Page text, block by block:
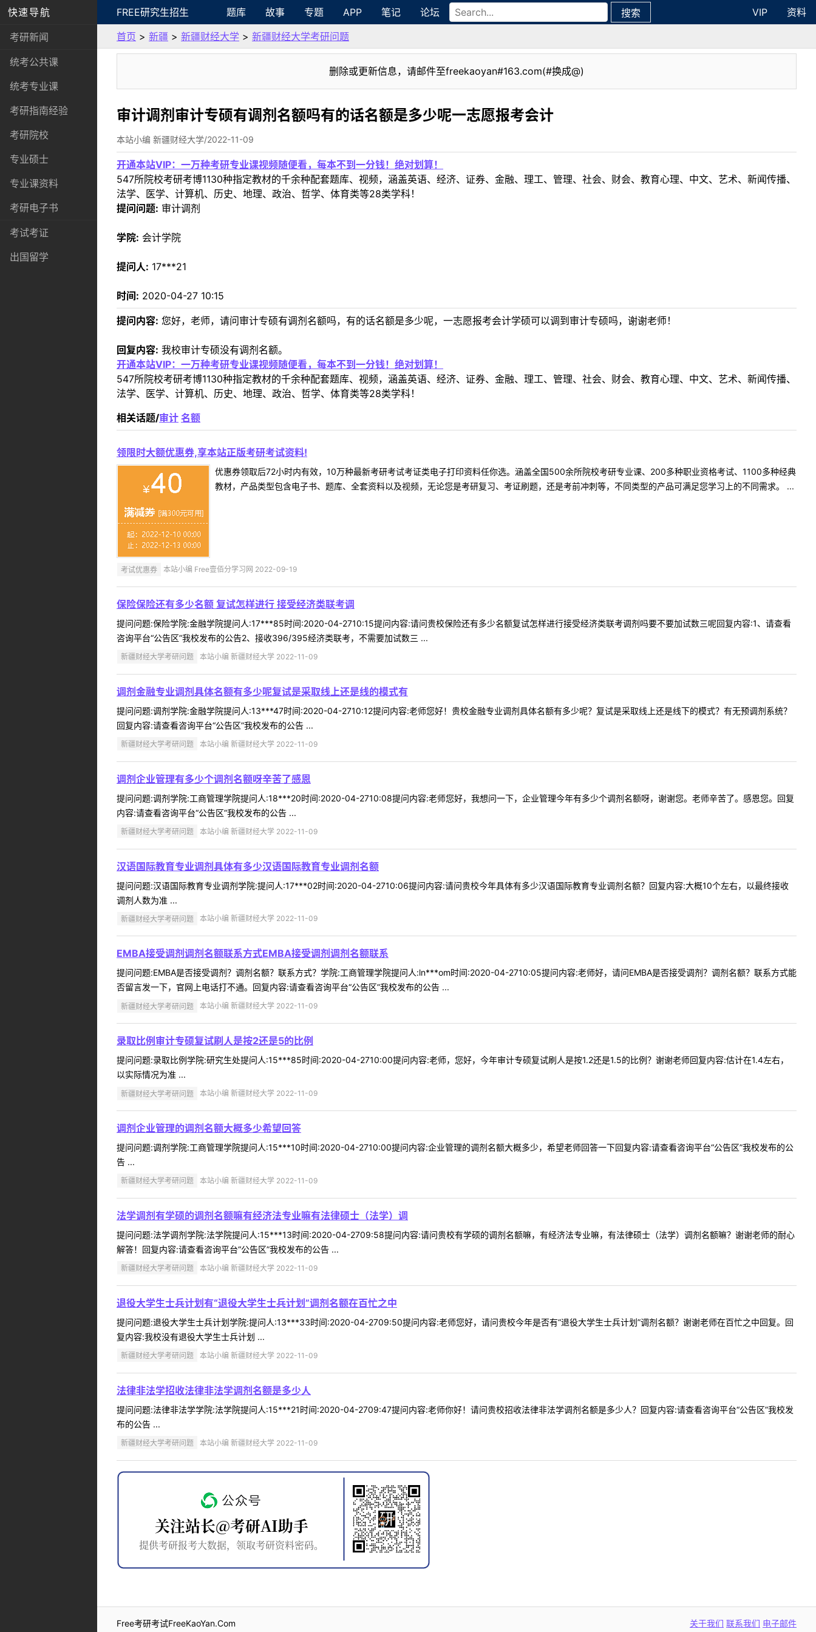
快速导航
考研新闻
统考公共课
统考专业课
考研指南经验
考研院校
专业硕士
专业课资料
考研电子书
考试考证
出国留学
FREE研究生招生 题库 故事 专题 APP 笔记 论坛 搜索 VIP
资料
首页 > 新疆 > 新疆财经大学 > 新疆财经大学考研问题
删除或更新信息，请邮件至freekaoyan#163.com(#换成@)
审计调剂审计专硕有调剂名额吗有的话名额是多少呢一志愿报考会计
本站小编 新疆财经大学/2022-11-09
开通本站VIP：一万种考研专业课视频随便看，每本不到一分钱！绝对划算！
547所院校考研考博1130种指定教材的千余种配套题库、视频，涵盖英语、经济、证券、金融、理工、管理、社会、财会、教育心理、中文、艺术、新闻传播、
法学、医学、计算机、历史、地理、政治、哲学、体育类等28类学科！
提问问题: 审计调剂
学院: 会计学院
提问人: 17***21
时间: 2020-04-27 10:15
提问内容: 您好，老师，请问审计专硕有调剂名额吗，有的话名额是多少呢，一志愿报考会计学硕可以调到审计专硕吗，谢谢老师！
回复内容: 我校审计专硕没有调剂名额。
开通本站VIP：一万种考研专业课视频随便看，每本不到一分钱！绝对划算！
547所院校考研考博1130种指定教材的千余种配套题库、视频，涵盖英语、经济、证券、金融、理工、管理、社会、财会、教育心理、中文、艺术、新闻传播、
法学、医学、计算机、历史、地理、政治、哲学、体育类等28类学科！
相关话题/审计 名额
领限时大额优惠券,享本站正版考研考试资料!
优惠券领取后72小时内有效，10万种最新考研考试考证类电子打印资料任你选。涵盖全国500余所院校考研专业课、200多种职业资格考试、1100多种经典
教材，产品类型包含电子书、题库、全套资料以及视频，无论您是考研复习、考证刷题，还是考前冲刺等，不同类型的产品可满足您学习上的不同需求。 ...
考试优惠券 本站小编 Free壹佰分学习网 2022-09-19
保险保险还有多少名额 复试怎样进行 接受经济类联考调
提问问题:保险学院:金融学院提问人:17***85时间:2020-04-2710:15提问内容:请问贵校保险还有多少名额复试怎样进行接受经济类联考调剂吗要不要加试数三呢回复内容:1、请查看
咨询平台“公告区”我校发布的公告2、接收396/395经济类联考，不需要加试数三 ...
新疆财经大学考研问题 本站小编 新疆财经大学 2022-11-09
调剂金融专业调剂具体名额有多少呢复试是采取线上还是线的模式有
提问问题:调剂学院:金融学院提问人:13***47时间:2020-04-2710:12提问内容:老师您好！贵校金融专业调剂具体名额有多少呢？复试是采取线上还是线下的模式？有无预调剂系统？
回复内容:请查看咨询平台“公告区”我校发布的公告 ...
新疆财经大学考研问题 本站小编 新疆财经大学 2022-11-09
调剂企业管理有多少个调剂名额呀辛苦了感恩
提问问题:调剂学院:工商管理学院提问人:18***20时间:2020-04-2710:08提问内容:老师您好，我想问一下，企业管理今年有多少个调剂名额呀，谢谢您。老师辛苦了。感恩您。回复
内容:请查看咨询平台“公告区”我校发布的公告 ...
新疆财经大学考研问题 本站小编 新疆财经大学 2022-11-09
汉语国际教育专业调剂具体有多少汉语国际教育专业调剂名额
提问问题:汉语国际教育专业调剂学院:提问人:17***02时间:2020-04-2710:06提问内容:请问贵校今年具体有多少汉语国际教育专业调剂名额？回复内容:大概10个左右，以最终接收
调剂人数为准 ...
新疆财经大学考研问题 本站小编 新疆财经大学 2022-11-09
EMBA接受调剂调剂名额联系方式EMBA接受调剂调剂名额联系
提问问题:EMBA是否接受调剂？调剂名额？联系方式？学院:工商管理学院提问人:ln***om时间:2020-04-2710:05提问内容:老师好，请问EMBA是否接受调剂？调剂名额？联系方式能
否留言发一下，官网上电话打不通。回复内容:请查看咨询平台“公告区”我校发布的公告 ...
新疆财经大学考研问题 本站小编 新疆财经大学 2022-11-09
录取比例审计专硕复试刷人是按2还是5的比例
提问问题:录取比例学院:研究生处提问人:15***85时间:2020-04-2710:00提问内容:老师，您好，今年审计专硕复试刷人是按1.2还是1.5的比例？谢谢老师回复内容:估计在1.4左右，
以实际情况为准 ...
新疆财经大学考研问题 本站小编 新疆财经大学 2022-11-09
调剂企业管理的调剂名额大概多少希望回答
提问问题:调剂学院:工商管理学院提问人:15***10时间:2020-04-2710:00提问内容:企业管理的调剂名额大概多少，希望老师回答一下回复内容:请查看咨询平台“公告区”我校发布的公
告 ...
新疆财经大学考研问题 本站小编 新疆财经大学 2022-11-09
法学调剂有学硕的调剂名额嘛有经济法专业嘛有法律硕士（法学）调
提问问题:法学调剂学院:法学院提问人:15***13时间:2020-04-2709:58提问内容:请问贵校有学硕的调剂名额嘛，有经济法专业嘛，有法律硕士（法学）调剂名额嘛？谢谢老师的耐心
解答！回复内容:请查看咨询平台“公告区”我校发布的公告 ...
新疆财经大学考研问题 本站小编 新疆财经大学 2022-11-09
退役大学生士兵计划有“退役大学生士兵计划”调剂名额在百忙之中
提问问题:退役大学生士兵计划学院:提问人:13***33时间:2020-04-2709:50提问内容:老师您好，请问贵校今年是否有“退役大学生士兵计划”调剂名额？谢谢老师在百忙之中回复。回
复内容:我校没有退役大学生士兵计划 ...
新疆财经大学考研问题 本站小编 新疆财经大学 2022-11-09
法律非法学招收法律非法学调剂名额是多少人
提问问题:法律非法学学院:法学院提问人:15***21时间:2020-04-2709:47提问内容:老师你好！请问贵校招收法律非法学调剂名额是多少人？回复内容:请查看咨询平台“公告区”我校发
布的公告 ...
新疆财经大学考研问题 本站小编 新疆财经大学 2022-11-09
Free考研考试FreeKaoYan.Com
关于我们 联系我们 电子邮件